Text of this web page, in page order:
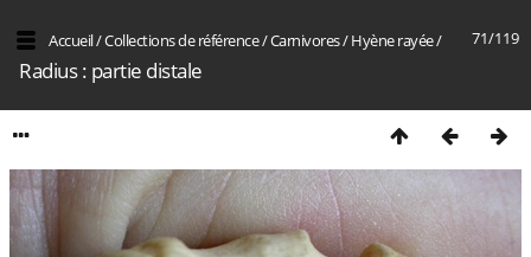
71/119
Accueil/Collections de référence/Carnivores/Hyène rayée/
Radius : partie distale